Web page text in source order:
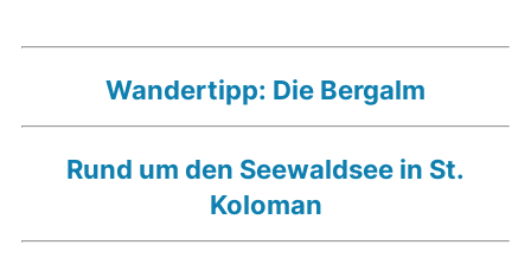
Wandertipp: Die Bergalm
Rund um den Seewaldsee in St.
Koloman